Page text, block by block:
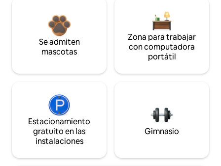
Se admiten
mascotas
Zona para trabajar
con computadora
portátil
Estacionamiento
gratuito en las
instalaciones
Gimnasio